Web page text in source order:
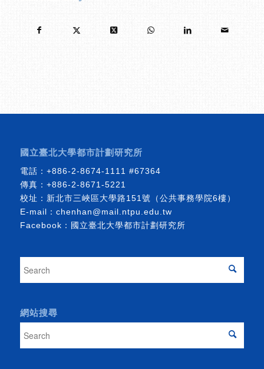
國立臺北大學都市計劃研究所
電話： +886-2-8674-1111 #67364
傳真：+886-2-8671-5221
校址：新北市三峽區大學路151號（公共事務學院6樓）
E-mail： chenhan@mail.ntpu.edu.tw
Facebook： 國立臺北大學都市計劃研究所
網站搜尋